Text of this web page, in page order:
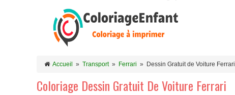
Accueil » Transport» Ferrari » Dessin Gratuit de Voiture Ferrari
Coloriage Dessin Gratuit De Voiture Ferrari